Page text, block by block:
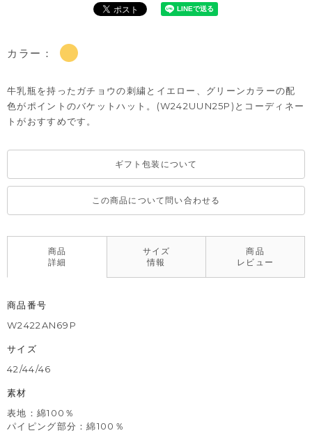
カラー：
牛乳瓶を持ったガチョウの刺繍とイエロー、グリーンカラーの配
色がポイントのバケットハット。(W242UUN25P)とコーディネー
トがおすすめです。
ギフト包装について
この商品について問い合わせる
商品
詳細
サイズ
情報
商品
レビュー
商品番号
W2422AN69P
サイズ
42/44/46
素材
表地：綿100％
パイピング部分：綿100％